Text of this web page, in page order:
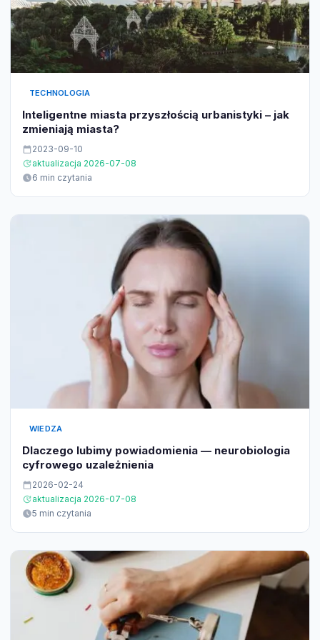
TECHNOLOGIA
Inteligentne miasta przyszłością urbanistyki – jak
zmieniają miasta?
2023-09-10
aktualizacja 2026-07-08
6 min czytania
WIEDZA
Dlaczego lubimy powiadomienia — neurobiologia
cyfrowego uzależnienia
2026-02-24
aktualizacja 2026-07-08
5 min czytania